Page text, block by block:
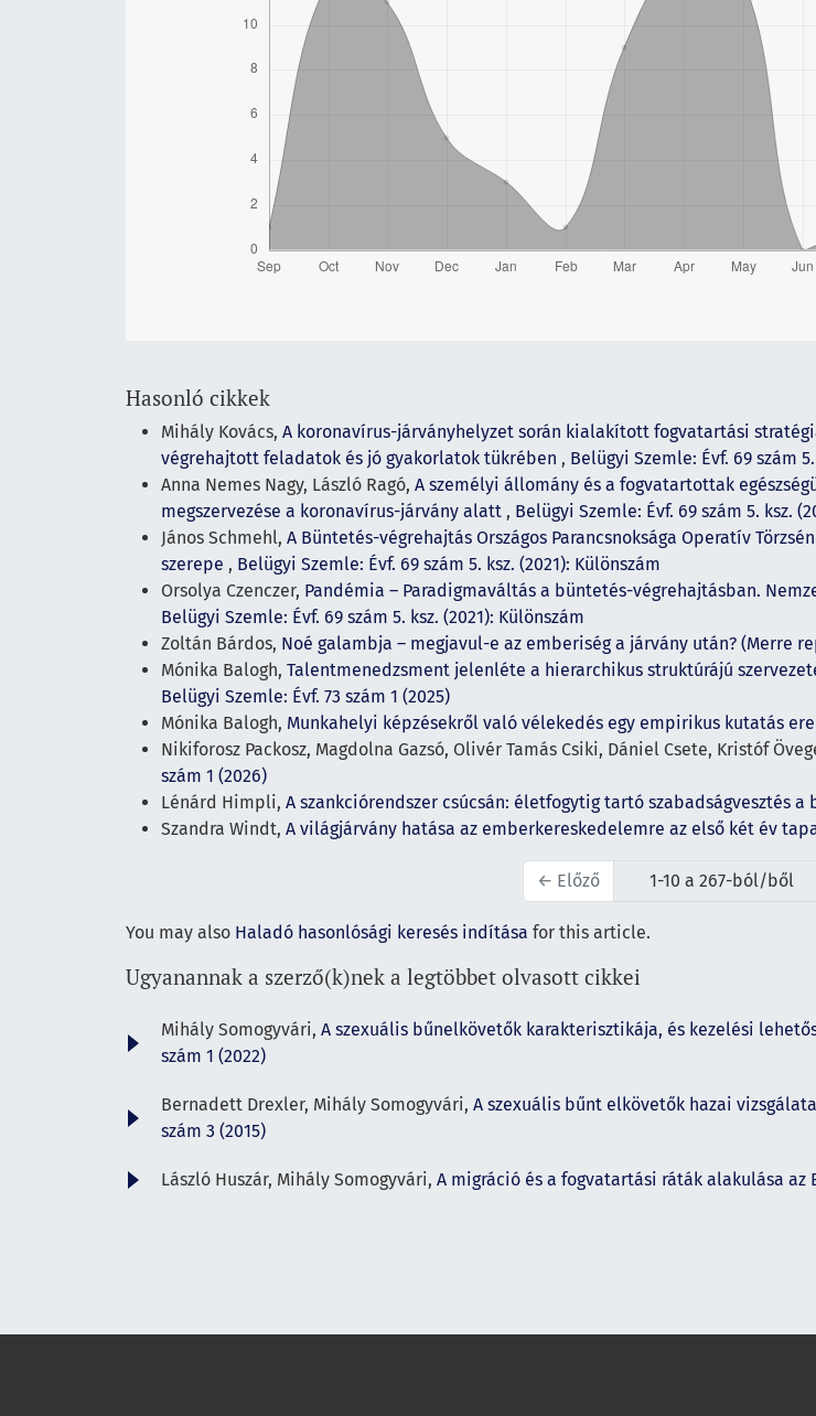
Hasonló cikkek
Mihály Kovács, A koronavírus-járványhelyzet során kialakított fogvatartási
végrehajtott feladatok és jó gyakorlatok tükrében , Belügyi Szemle: Évf. 69 szám
Anna Nemes Nagy, László Ragó, A személyi állomány és a fogvatartottak
megszervezése a koronavírus-járvány alatt , Belügyi Szemle: Évf. 69 szám 5. ksz.
János Schmehl, A Büntetés-végrehajtás Országos Parancsnoksága Operatív
szerepe , Belügyi Szemle: Évf. 69 szám 5. ksz. (2021): Különszám
Orsolya Czenczer, Pandémia – Paradigmaváltás a büntetés-végrehajtásban.
Belügyi Szemle: Évf. 69 szám 5. ksz. (2021): Különszám
Zoltán Bárdos, Noé galambja – megjavul-e az emberiség a járvány után? (Merre
Mónika Balogh, Talentmenedzsment jelenléte a hierarchikus struktúrájú
Belügyi Szemle: Évf. 73 szám 1 (2025)
Mónika Balogh, Munkahelyi képzésekről való vélekedés egy empirikus kutatás
Nikiforosz Packosz, Magdolna Gazsó, Olivér Tamás Csiki, Dániel Csete, Kristóf
szám 1 (2026)
Lénárd Himpli, A szankciórendszer csúcsán: életfogytig tartó szabadságvesztés
Szandra Windt, A világjárvány hatása az emberkereskedelemre az első két év
← Előző 1-10 a 267-ból/ből
You may also Haladó hasonlósági keresés indítása for this article.
Ugyanannak a szerző(k)nek a legtöbbet olvasott cikkei
Mihály Somogyvári, A szexuális bűnelkövetők karakterisztikája, és kezelési
szám 1 (2022)
Bernadett Drexler, Mihály Somogyvári, A szexuális bűnt elkövetők hazai
szám 3 (2015)
László Huszár, Mihály Somogyvári, A migráció és a fogvatartási ráták alakulása az